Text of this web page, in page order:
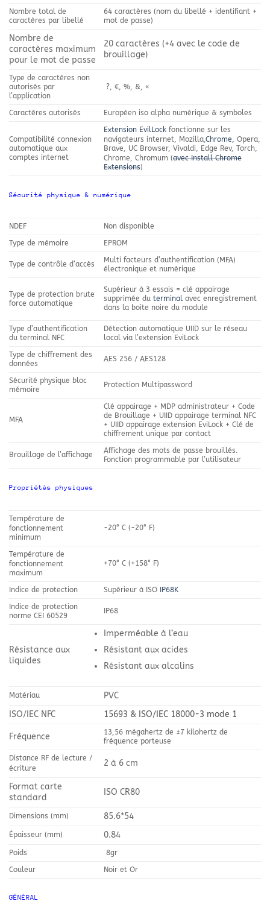
Nombre total de
caractères par libellé
64 caractères (nom du libellé + identifiant +
mot de passe)
Nombre de
caractères maximum
pour le mot de passe
20 caractères (+4 avec le code de
brouillage)
Type de caractères non
autorisés par
l’application
?, €, %, &, «
Caractères autorisés Européen iso alpha numérique & symboles
Compatibilité connexion
automatique aux
comptes internet
Extension EvilLock fonctionne sur les
navigateurs internet, Mozilla,Chrome,Opera,
Brave, UC Browser, Vivaldi, Edge Rev, Torch,
Chrome, Chromum (avec Install Chrome
Extensions)
Sécurité physique & numérique
NDEF
Non disponible
Type de mémoire
EPROM
Type de contrôle d’accès
Multi facteurs d’authentification (MFA)
électronique et numérique
Type de protection brute
force automatique
Supérieur à 3 essais = clé appairage
supprimée duterminal avec enregistrement
dans la boite noire du module
Type d’authentification
du terminal NFC
Détection automatique UIID sur le réseau
local via l’extension EviLock
Type de chiffrement des
données
AES 256 / AES128
Sécurité physique bloc
mémoire
Protection Multipassword
MFA
Clé appairage + MDP administrateur + Code
de Brouillage + UIID appairage terminal NFC
+ UIID appairage extension EviLock + Clé de
chiffrement unique par contact
Brouillage de l’affichage
Affichage des mots de passe brouillés.
Fonction programmable par l’utilisateur
Propriétés physiques
Température de
fonctionnement
minimum
-20° C (-20° F)
Température de
fonctionnement
maximum
+70° C (+158° F)
Indice de protection Supérieur à ISO
IP68K
Indice de protection
norme CEI 60529
IP68
Résistance aux
liquides
Imperméable à l’eau
Résistant aux acides
Résistant aux alcalins
Matériau
PVC
ISO/IEC NFC
15693 & ISO/IEC 18000-3 mode 1
Fréquence
13,56 mégahertz de ±7 kilohertz de
fréquence porteuse
Distance RF de lecture /
écriture
2 à 6 cm
Format carte
standard
ISO CR80
Dimensions (mm) 85.6*54
Épaisseur (mm) 0.84
Poids
8gr
Couleur
Noir et Or
GÉNÉRAL